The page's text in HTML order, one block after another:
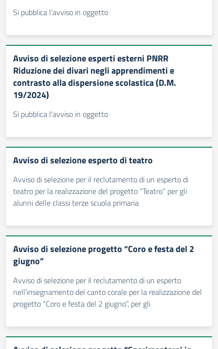
Si pubblica l'avviso in oggetto
Avviso di selezione esperti esterni PNRR
Riduzione dei divari negli apprendimenti e
contrasto alla dispersione scolastica (D.M.
19/2024)
Si pubblica l'avviso in oggetto
Avviso di selezione esperto di teatro
Avviso di selezione per il reclutamento di un esperto di
teatro per la realizzazione del progetto “Teatro” per gli
alunni delle classi terze scuola primaria
Avviso di selezione progetto “Coro e festa del 2
giugno”
Avviso di selezione per il reclutamento di un esperto
nell’insegnamento del canto corale per la realizzazione del
progetto “Coro e festa del 2 giugno”, per gli